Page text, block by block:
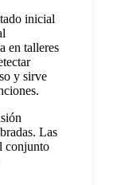
inicial
en talleres
y sirve
Las
conjunto